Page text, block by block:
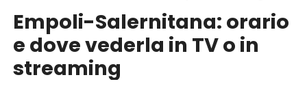
Empoli-Salernitana: orario
e dove vederla in TV o in
streaming